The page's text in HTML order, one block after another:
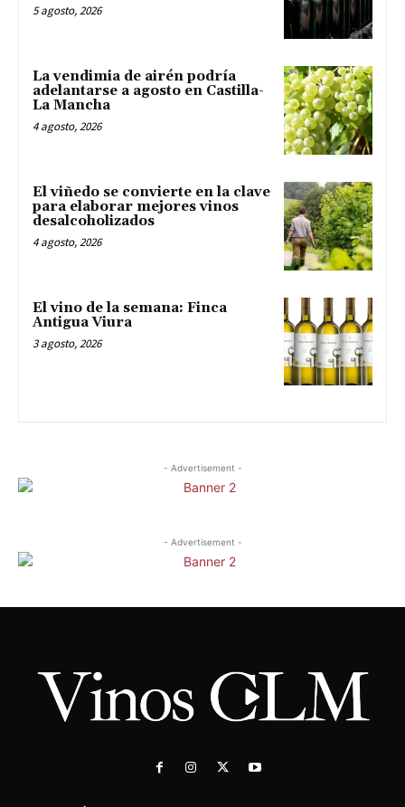
5 agosto, 2026
La vendimia de airén podría
adelantarse a agosto en Castilla-
La Mancha
4 agosto, 2026
El viñedo se convierte en la clave
para elaborar mejores vinos
desalcoholizados
4 agosto, 2026
El vino de la semana: Finca
Antigua Viura
3 agosto, 2026
- Advertisement -
- Advertisement -